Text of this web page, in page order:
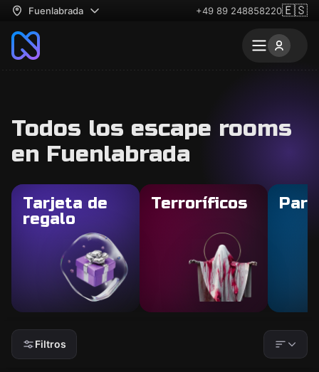
Fuenlabrada +49 89 248858220🇪🇸
Todos los escape rooms
en Fuenlabrada
Tarjeta de
regalo
Terroríficos
Filtros